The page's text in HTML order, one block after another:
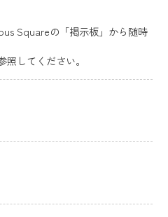
Squareの「掲示板」から随時
してください。